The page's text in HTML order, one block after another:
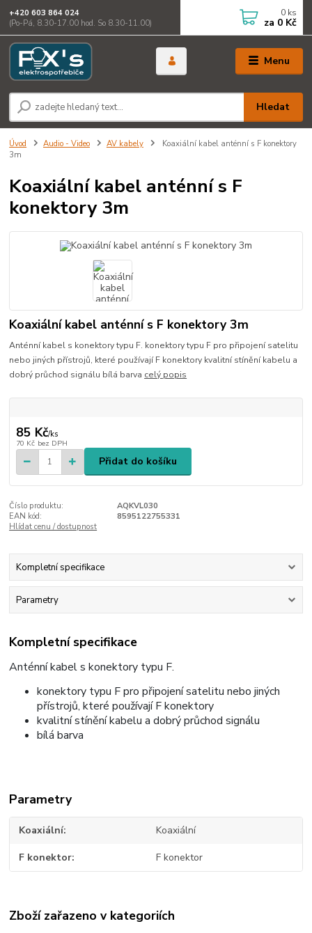
Menu
Hledat
+420 603 864 024
(Po-Pá, 8.30-17.00 hod. So 8.30-11.00)
0 ks
za 0 Kč
Úvod Audio - Video AV kabely
Koaxiální kabel anténní s F konektory
3m
Koaxiální kabel anténní s F
konektory 3m
Koaxiální kabel anténní s F konektory 3m
Anténní kabel s konektory typu F. konektory typu F pro připojení satelitu
nebo jiných přístrojů, které používají F konektory kvalitní stínění kabelu a
dobrý průchod signálu bílá barva celý popis
85 Kč/ks
70 Kč bez DPH
Přidat do košíku
Číslo produktu:
AQKVL030
EAN kód:
8595122755331
Hlídat cenu / dostupnost
Kompletní specifikace
Parametry
Kompletní specifikace
Anténní kabel s konektory typu F.
konektory typu F pro připojení satelitu nebo jiných
přístrojů, které používají F konektory
kvalitní stínění kabelu a dobrý průchod signálu
bílá barva
Parametry
Koaxiální Koaxiální
F konektor F konektor
Zboží zařazeno v kategoriích